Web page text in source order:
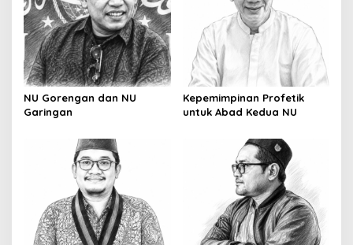
NU Gorengan dan NU
Garingan
Kepemimpinan Profetik
untuk Abad Kedua NU